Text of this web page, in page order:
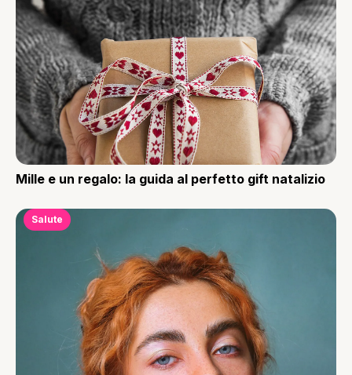
Mille e un regalo: la guida al perfetto gift natalizio
Salute